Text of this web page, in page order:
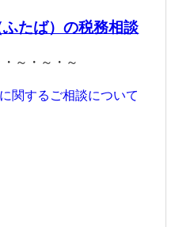
たば）の税務相談
～・～・～
関するご相談について